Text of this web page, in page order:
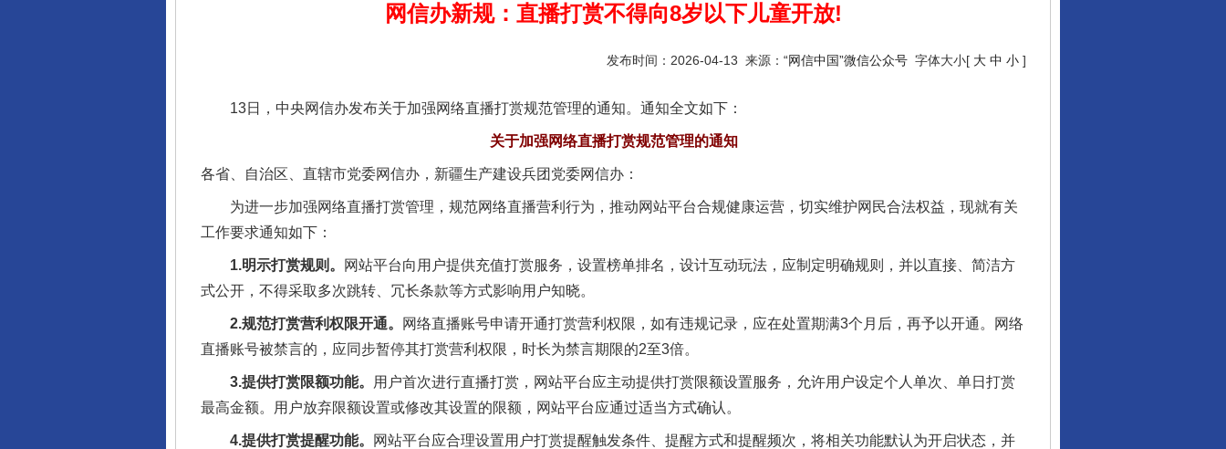
网信办新规：直播打赏不得向8岁以下儿童开放!
发布时间：2026-04-13 来源： “网信中国”微信公众号 字体大小[ 大 中 小 ]
13日，中央网信办发布关于加强网络直播打赏规范管理的通知。通知全文如下：
关于加强网络直播打赏规范管理的通知
各省、自治区、直辖市党委网信办，新疆生产建设兵团党委网信办：
为进一步加强网络直播打赏管理，规范网络直播营利行为，推动网站平台合规健康运营，切实维护网民合法权益，现就有关
工作要求通知如下：
1.明示打赏规则。
网站平台向用户提供充值打赏服务，设置榜单排名，设计互动玩法，应制定明确规则，并以直接、简洁方
式公开，不得采取多次跳转、冗长条款等方式影响用户知晓。
2.规范打赏营利权限开通。
网络直播账号申请开通打赏营利权限，如有违规记录，应在处置期满3个月后，再予以开通。网络
直播账号被禁言的，应同步暂停其打赏营利权限，时长为禁言期限的2至3倍。
3.提供打赏限额功能。
用户首次进行直播打赏，网站平台应主动提供打赏限额设置服务，允许用户设定个人单次、单日打赏
最高金额。用户放弃限额设置或修改其设置的限额，网站平台应通过适当方式确认。
4.提供打赏提醒功能。
网站平台应合理设置用户打赏提醒触发条件、提醒方式和提醒频次，将相关功能默认为开启状态，并